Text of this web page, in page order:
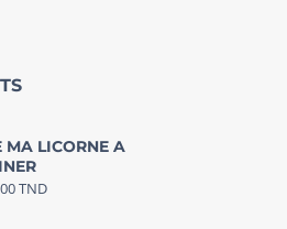
MA LICORNE A
TND